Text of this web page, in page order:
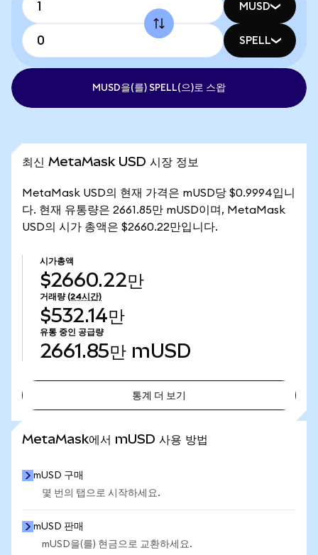
MUSD
SPELL
MUSD을(를) SPELL(으)로 스왑
최신 MetaMask USD 시장 정보
MetaMask USD의 현재 가격은 mUSD당 $0.9994입니
다. 현재 유통량은 2661.85만 mUSD이며, MetaMask
USD의 시가 총액은 $2660.22만입니다.
시가총액
$2660.22만
거래량 (24시간)
$532.14만
유통 중인 공급량
2661.85만 mUSD
통계 더 보기
MetaMask에서 mUSD 사용 방법
mUSD 구매
몇 번의 탭으로 시작하세요.
mUSD 판매
mUSD을(를) 현금으로 교환하세요.